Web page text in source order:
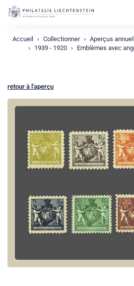
Accueil Collectionner Aperçus
1939 - 1920
Emblèmes avec
retour à l'aperçu